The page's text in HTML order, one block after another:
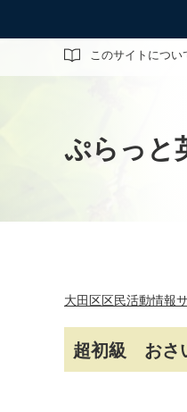
このサイトについ
サイト内検索
ぷらっと
大田区区民活動情報
超初級 おさ